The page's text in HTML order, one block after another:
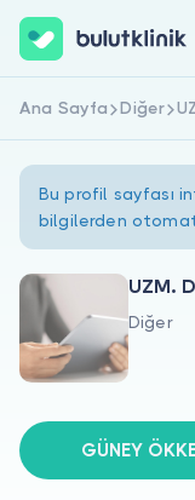
Hakkımızda
Doktorlar için
Hemen
Ana Sayfa Diğer
Bu profil sayfası
bilgilerden
UZM.
Diğer
GÜNEY